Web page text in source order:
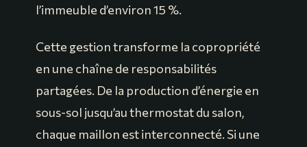
l’immeuble d’environ 15 %.
Cette gestion transforme la copropriété
en une chaîne de responsabilités
partagées. De la production d’énergie en
sous-sol jusqu’au thermostat du salon,
chaque maillon est interconnecté. Si une